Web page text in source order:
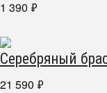
1 390 ₽
Серебряный
21 590 ₽